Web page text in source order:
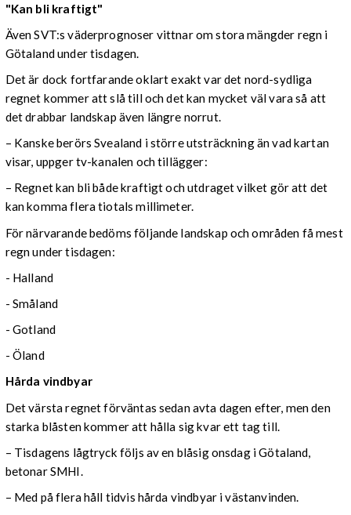
"Kan bli kraftigt"
Även SVT:s väderprognoser vittnar om stora mängder regn i
Götaland under tisdagen.
Det är dock fortfarande oklart exakt var det nord-sydliga
regnet kommer att slå till och det kan mycket väl vara så att
det drabbar landskap även längre norrut.
– Kanske berörs Svealand i större utsträckning än vad kartan
visar, uppger tv-kanalen och tillägger:
– Regnet kan bli både kraftigt och utdraget vilket gör att det
kan komma flera tiotals millimeter.
För närvarande bedöms följande landskap och områden få mest
regn under tisdagen:
- Halland
- Småland
- Gotland
- Öland
Hårda vindbyar
Det värsta regnet förväntas sedan avta dagen efter, men den
starka blåsten kommer att hålla sig kvar ett tag till.
– Tisdagens lågtryck följs av en blåsig onsdag i Götaland,
betonar SMHI.
– Med på flera håll tidvis hårda vindbyar i västanvinden.